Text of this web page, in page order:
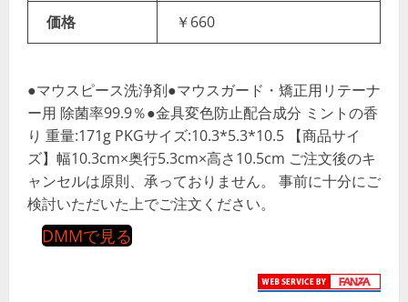
価格 ￥660
●マウスピース洗浄剤●マウスガード・矯正用リテーナ
ー用 除菌率99.9％●金具変色防止配合成分 ミントの香
り 重量:171g PKGサイズ:10.3*5.3*10.5 【商品サイ
ズ】幅10.3cm×奥行5.3cm×高さ10.5cm ご注文後のキ
ャンセルは原則、承っておりません。 事前に十分にご
検討いただいた上でご注文ください。
DMMで見る